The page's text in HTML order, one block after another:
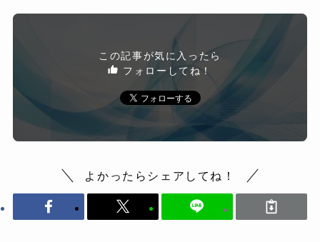
この記事が気に入ったら
フォローしてね！
よかったらシェアしてね！